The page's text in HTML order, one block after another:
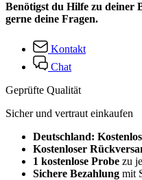
Benötigst du Hilfe zu deiner
gerne deine Fragen.
Kontakt
Chat
Geprüfte Qualität
Sicher und vertraut einkaufen
Deutschland:
Kostenloser
1 kostenlose Probe zu
Sichere Bezahlung mit